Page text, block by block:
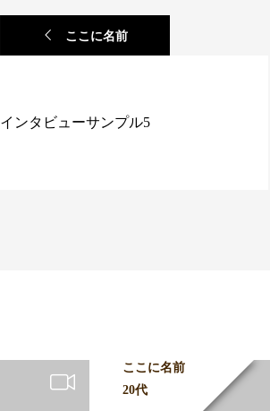
ここに名前
インタビューサンプル5
ここに名前
20代